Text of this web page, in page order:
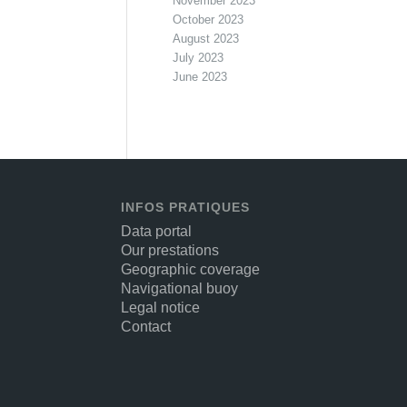
October 2023
August 2023
July 2023
June 2023
INFOS PRATIQUES
Data portal
Our prestations
Geographic coverage
Navigational buoy
Legal notice
Contact